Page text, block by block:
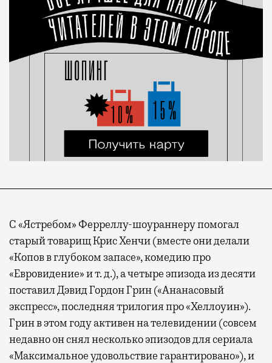
С «Ястребом» Ферреллу-шоураннеру помогал
старый товарищ Крис Хенчи (вместе они делали
«Копов в глубоком запасе», комедию про
«Евровидение» и т. д.), а четыре эпизода из десяти
поставил Дэвид Гордон Грин («Ананасовый
экспресс», последняя трилогия про «Хеллоуин»).
Грин в этом году активен на телевидении (совсем
недавно он снял несколько эпизодов для сериала
«Максимальное удовольствие гарантировано»), и